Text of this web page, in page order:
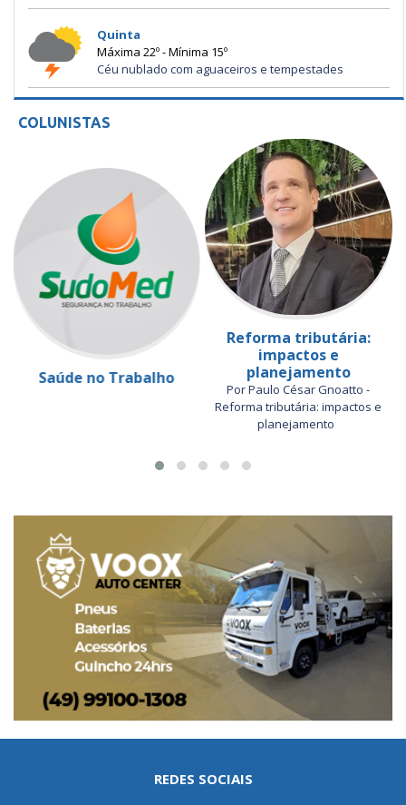
Quinta
Máxima 22º - Mínima 15º
Céu nublado com aguaceiros e tempestades
COLUNISTAS
Saúde no Trabalho
Reforma tributária:
impactos e
planejamento
Por Paulo César Gnoatto -
Reforma tributária: impactos e
planejamento
REDES SOCIAIS